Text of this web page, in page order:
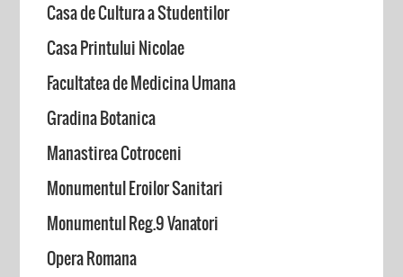
Casa de Cultura a Studentilor
Casa Printului Nicolae
Facultatea de Medicina Umana
Gradina Botanica
Manastirea Cotroceni
Monumentul Eroilor Sanitari
Monumentul Reg.9 Vanatori
Opera Romana